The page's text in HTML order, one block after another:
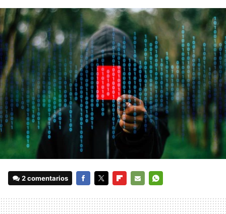
2 comentarios
MAIL